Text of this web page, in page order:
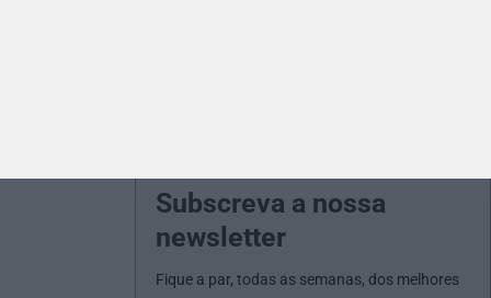
Subscreva a nossa
newsletter
Fique a par, todas as semanas, dos melhores